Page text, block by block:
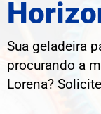
Sua geladeira
procurando a
Lorena?